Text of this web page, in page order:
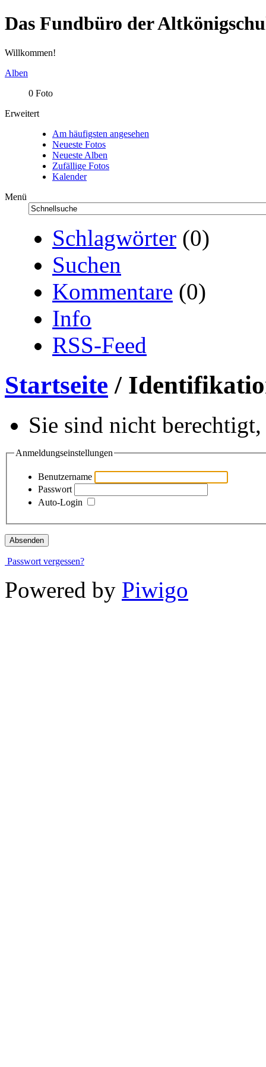
Das Fundbüro der
Willkommen!
Alben
0 Foto
Erweitert
Am häufigsten angesehen
Neueste Fotos
Neueste Alben
Zufällige Fotos
Kalender
Menü
Schlagwörter (0)
Suchen
Kommentare (0)
Info
RSS-Feed
Startseite /
Sie sind nicht
Anmeldungseinstellungen
Benutzername
Passwort
Auto-Login
Passwort vergessen?
Powered by Piwigo